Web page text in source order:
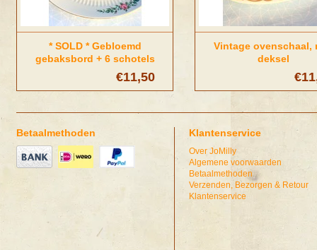
* SOLD * Gebloemd
gebaksbord + 6 schotels
€11,50
Vintage ovenschaal,
deksel
Betaalmethoden Klantenservice
Over JoMilly
Algemene voorwaarden
Betaalmethoden
Verzenden, Bezorgen & Retour
Klantenservice